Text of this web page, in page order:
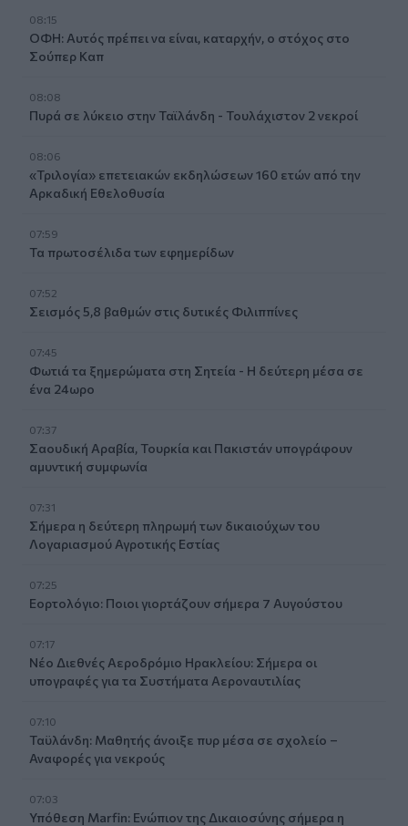
08:15
ΟΦΗ: Αυτός πρέπει να είναι, καταρχήν, ο στόχος στο
Σούπερ Καπ
08:08
Πυρά σε λύκειο στην Ταϊλάνδη - Τουλάχιστον 2 νεκροί
08:06
«Τριλογία» επετειακών εκδηλώσεων 160 ετών από την
Αρκαδική Εθελοθυσία
07:59
Τα πρωτοσέλιδα των εφημερίδων
07:52
Σεισμός 5,8 βαθμών στις δυτικές Φιλιππίνες
07:45
Φωτιά τα ξημερώματα στη Σητεία - Η δεύτερη μέσα σε
ένα 24ωρο
07:37
Σαουδική Αραβία, Τουρκία και Πακιστάν υπογράφουν
αμυντική συμφωνία
07:31
Σήμερα η δεύτερη πληρωμή των δικαιούχων του
Λογαριασμού Αγροτικής Εστίας
07:25
Εορτολόγιο: Ποιοι γιορτάζουν σήμερα 7 Αυγούστου
07:17
Νέο Διεθνές Αεροδρόμιο Ηρακλείου: Σήμερα οι
υπογραφές για τα Συστήματα Αεροναυτιλίας
07:10
Ταϋλάνδη: Μαθητής άνοιξε πυρ μέσα σε σχολείο –
Αναφορές για νεκρούς
07:03
Υπόθεση Marfin: Ενώπιον της Δικαιοσύνης σήμερα η